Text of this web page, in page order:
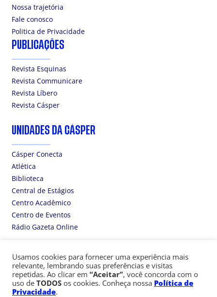
Nossa trajetória
Fale conosco
Politica de Privacidade
PUBLICAÇÕES
Revista Esquinas
Revista Communicare
Revista Líbero
Revista Cásper
UNIDADES DA CÁSPER
Cásper Conecta
Atlética
Biblioteca
Central de Estágios
Centro Acadêmico
Centro de Eventos
Rádio Gazeta Online
A CÁSPER NAS REDES SOCIAIS
FacebookInstagram
X YoutubeLinkedInTikTok
Usamos cookies para fornecer uma experiência mais
relevante, lembrando suas preferências e visitas
repetidas. Ao clicar em “Aceitar”, você concorda com o
uso de TODOS os cookies. Conheça nossa Política de
Privacidade.